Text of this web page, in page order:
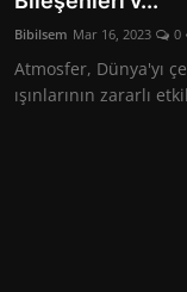
Hayvanlar Alemi
Bibilsem Mar 16, 2023 0
Atmosfer, Dünya'yı
ışınlarının zararlı